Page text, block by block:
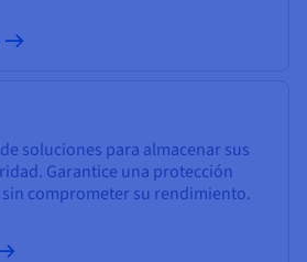
soluciones para almacenar sus
Garantice una protección
comprometer su rendimiento.